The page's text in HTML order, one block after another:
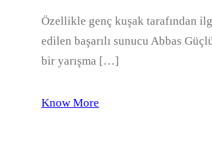
Özellikle genç kuşak tarafından
edilen başarılı sunucu Abbas
bir yarışma […]
Know More